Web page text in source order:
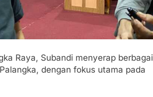
Raya, Subandi menyerap berbagai
dengan fokus utama pada